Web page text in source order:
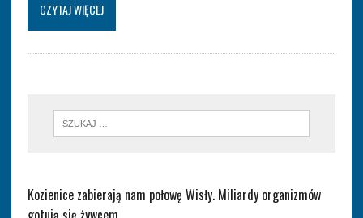
CZYTAJ WIĘCEJ
Kozienice zabierają nam połowę Wisły. Miliardy organizmów